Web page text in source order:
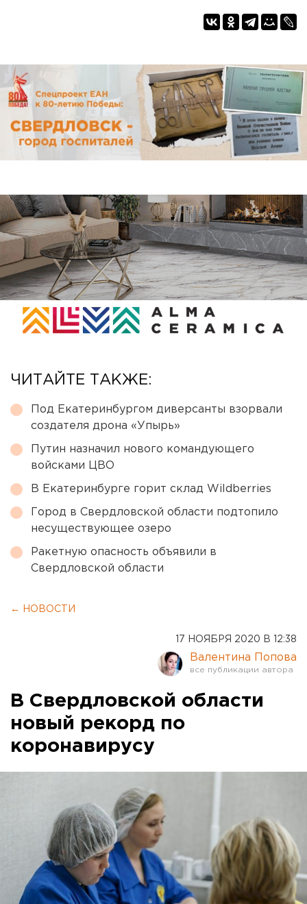
ЧИТАЙТЕ ТАКЖЕ:
Под Екатеринбургом диверсанты взорвали
создателя дрона «Упырь»
Путин назначил нового командующего
войсками ЦВО
В Екатеринбурге горит склад Wildberries
Город в Свердловской области подтопило
несуществующее озеро
Ракетную опасность объявили в
Свердловской области
← НОВОСТИ
17 НОЯБРЯ 2020 В 12:38
Валентина Попова
В Свердловской области
новый рекорд по
коронавирусу